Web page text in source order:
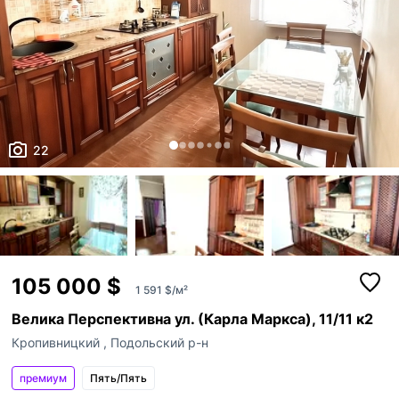
22
105 000 $ 1 591 $/м²
Велика Перспективна ул. (Карла Маркса), 11/11 к2
Кропивницкий , Подольский р-н
премиум Пять/Пять